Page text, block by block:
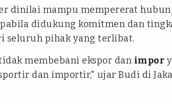
dinilai mampu mempererat
didukung komitmen dan
seluruh pihak yang terlibat.
membebani ekspor dan impor
dan importir," ujar Budi di